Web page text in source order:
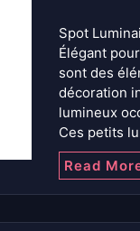
Spot
Élégant
sont des
décoration
lumineux
Ces petits
Read